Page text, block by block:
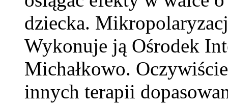
dziecka.
Wykonuje ją Ośrodek
Michałkowo.
innych terapii